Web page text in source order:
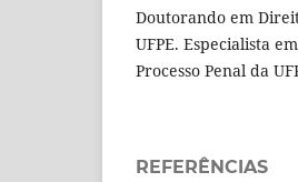
Doutorando em
UFPE. Especialista
Processo Penal da
REFERÊNCIAS